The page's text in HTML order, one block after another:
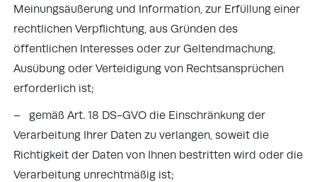
Meinungsäußerung und Information, zur Erfüllung einer
rechtlichen Verpflichtung, aus Gründen des
öffentlichen Interesses oder zur Geltendmachung,
Ausübung oder Verteidigung von Rechtsansprüchen
erforderlich ist;
– gemäß Art. 18 DS-GVO die Einschränkung der
Verarbeitung Ihrer Daten zu verlangen, soweit die
Richtigkeit der Daten von Ihnen bestritten wird oder die
Verarbeitung unrechtmäßig ist;